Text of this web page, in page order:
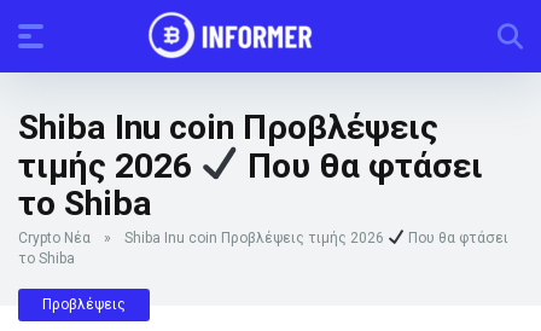
Shiba Inu coin Προβλέψεις
τιμής 2026
Που θα φτάσει
το Shiba
Crypto Νέα » Shiba Inu coin Προβλέψεις τιμής 2026
Που θα φτάσει
το Shiba
Προβλέψεις